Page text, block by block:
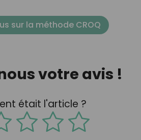
sur la méthode CROQ
votre avis !
était l'article ?